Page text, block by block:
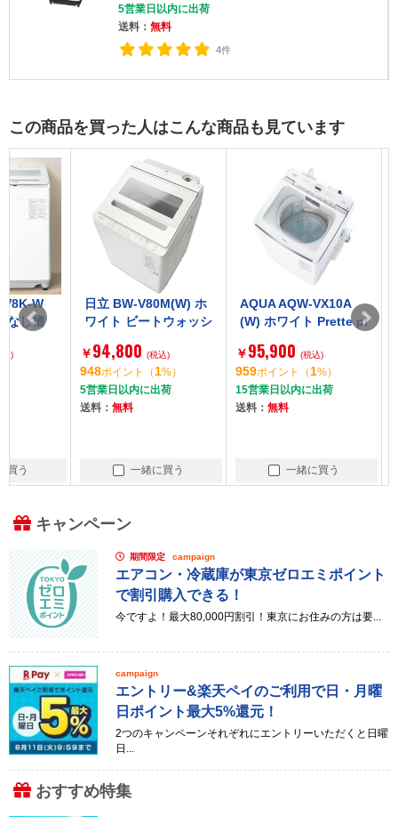
5営業日以内に出荷
送料：無料
4件
この商品を買った人はこんな商品も見ています
日立 BW-V80M(W) ホ
ワイト ビートウォッシ
(税込)
ポイント（1%）
5営業日以内に出荷
一緒に買う
AQUA AQW-VX10A
(W) ホワイト Prette pl
(税込)
959 ポイント（1%）
15営業日以内に出荷
一緒に買う
SHARP
ホワイト
0
在庫有り
キャンペーン
期間限定 campaign
エアコン・冷蔵庫が東京ゼロエミポイント
で割引購入できる！
今ですよ！最大80,000円割引！東京にお住みの方は要...
campaign
エントリー&楽天ペイのご利用で日・月曜
日ポイント最大5%還元！
2つのキャンペーンそれぞれにエントリーいただくと日曜
日...
おすすめ特集